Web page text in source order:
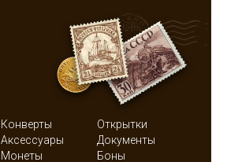
Конверты
Открытки
Аксессуары
Документы
Монеты Боны